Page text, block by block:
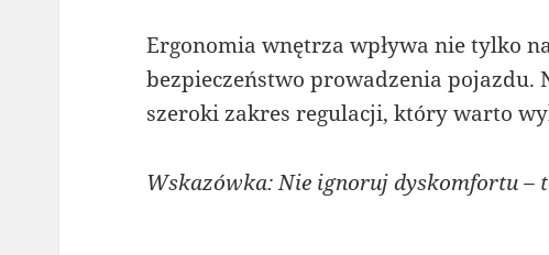
Ergonomia wnętrza wpływa nie tylko
bezpieczeństwo prowadzenia pojazdu.
szeroki zakres regulacji, który warto
Wskazówka: Nie ignoruj dyskomfortu –